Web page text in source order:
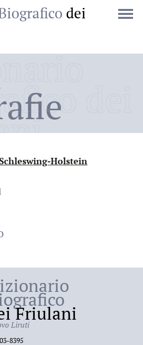
dei
dei
Holstein
Friulani
Liruti
8395